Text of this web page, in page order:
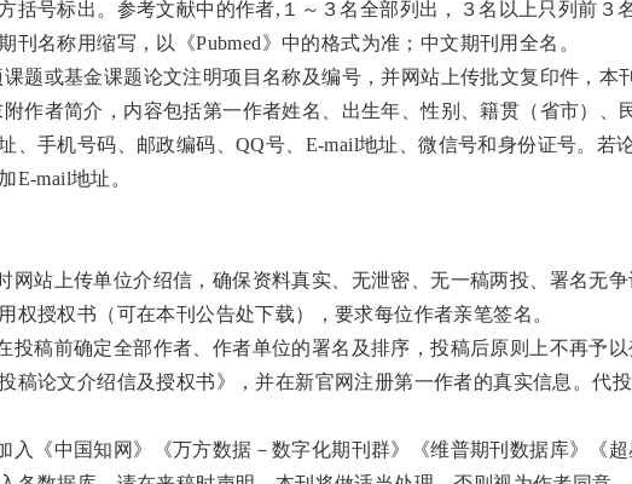
括号标出。参考文献中的作者,１～３名全部列出，３名以上只列前３
刊名称用缩写，以《Pubmed》中的格式为准；中文期刊用全名。
课题或基金课题论文注明项目名称及编号，并网站上传批文复印件，本
附作者简介，内容包括第一作者姓名、出生年、性别、籍贯（省市）、
、手机号码、邮政编码、QQ号、E-mail地址、微信号和身份证号。若
E-mail地址。
网站上传单位介绍信，确保资料真实、无泄密、无一稿两投、署名无
权授权书（可在本刊公告处下载），要求每位作者亲笔签名。
投稿前确定全部作者、作者单位的署名及排序，投稿后原则上不再予
稿论文介绍信及授权书》，并在新官网注册第一作者的真实信息。代
入《中国知网》《万方数据－数字化期刊群》《维普期刊数据库》《